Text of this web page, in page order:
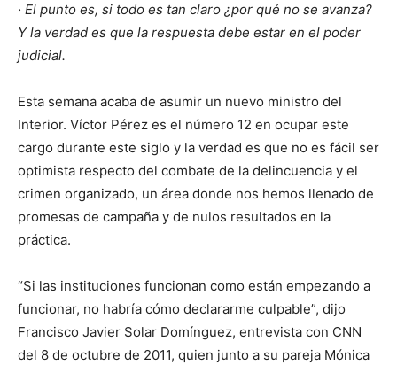
· El punto es, si todo es tan claro ¿por qué no se avanza?
Y la verdad es que la respuesta debe estar en el poder
judicial.
Esta semana acaba de asumir un nuevo ministro del
Interior. Víctor Pérez es el número 12 en ocupar este
cargo durante este siglo y la verdad es que no es fácil ser
optimista respecto del combate de la delincuencia y el
crimen organizado, un área donde nos hemos llenado de
promesas de campaña y de nulos resultados en la
práctica.
“Si las instituciones funcionan como están empezando a
funcionar, no habría cómo declararme culpable”, dijo
Francisco Javier Solar Domínguez, entrevista con CNN
del 8 de octubre de 2011, quien junto a su pareja Mónica